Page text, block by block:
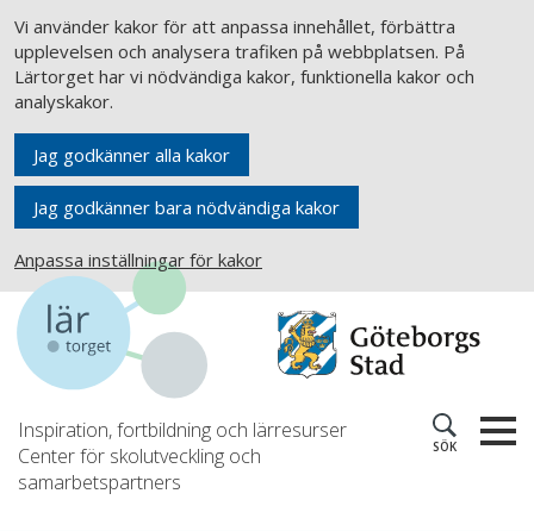
Vi använder kakor för att anpassa innehållet, förbättra
upplevelsen och analysera trafiken på webbplatsen. På
Lärtorget har vi nödvändiga kakor, funktionella kakor och
analyskakor.
Jag godkänner alla kakor
Jag godkänner bara nödvändiga kakor
Anpassa inställningar för kakor
Inspiration, fortbildning och lärresurser
Center för skolutveckling och
samarbetspartners
SÖK